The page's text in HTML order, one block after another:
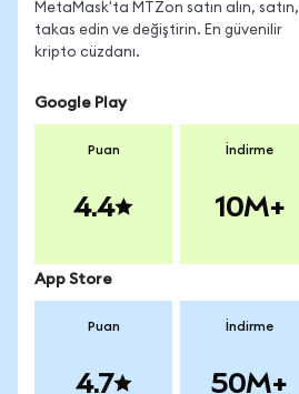
MetaMask'ta MTZon satın alın, satın,
takas edin ve değiştirin. En güvenilir
kripto cüzdanı.
Google Play
Puan
4.4
İndirme
10M+
App Store
Puan
4.7
İndirme
50M+